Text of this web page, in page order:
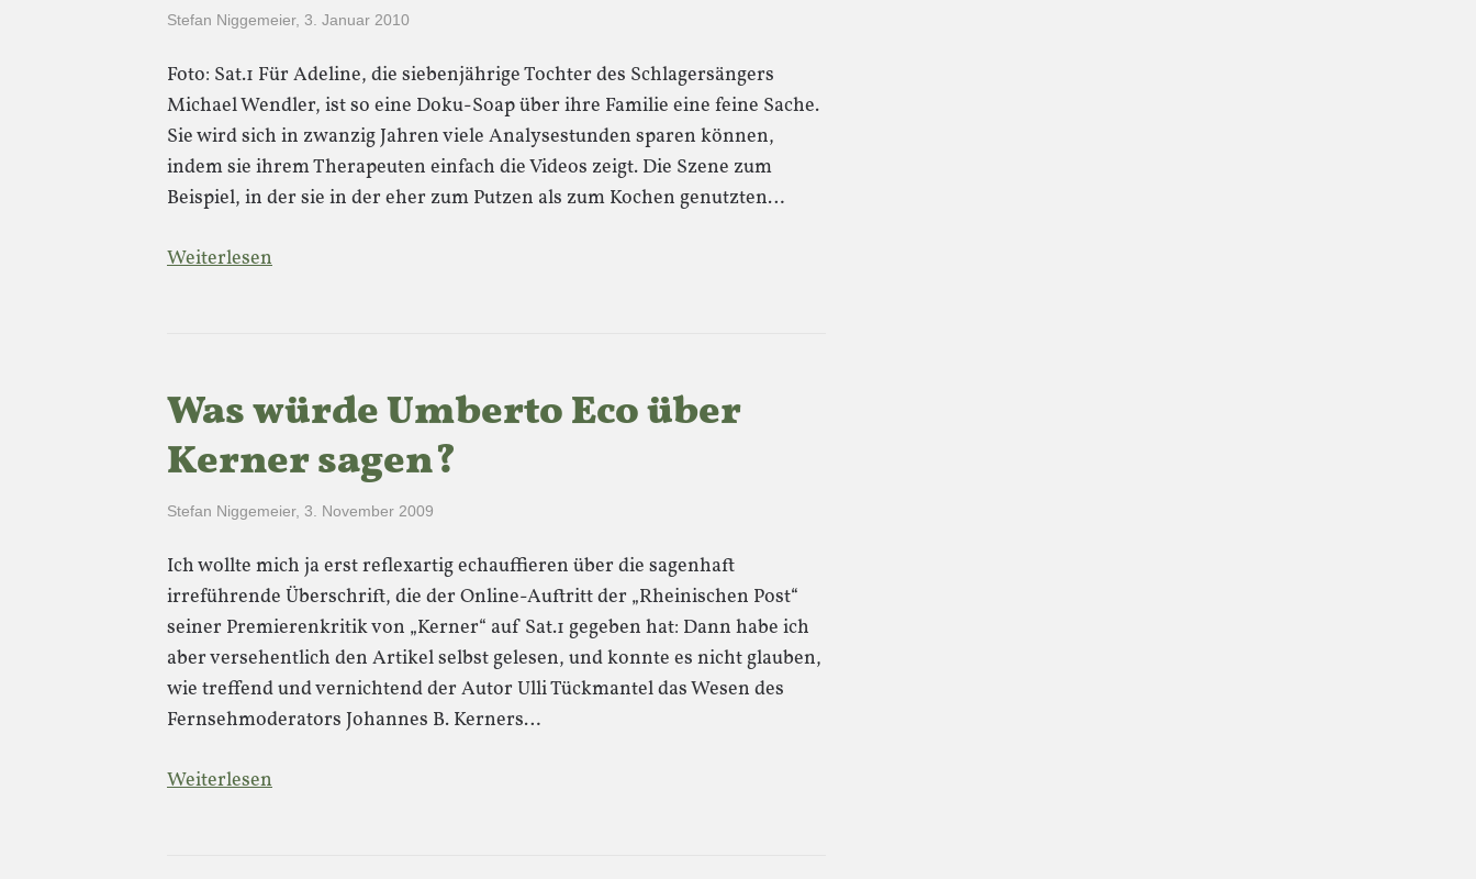
Stefan Niggemeier, 3. Januar 2010
Foto: Sat.1 Für Adeline, die siebenjährige Tochter des Schlagersängers
Michael Wendler, ist so eine Doku-Soap über ihre Familie eine feine Sache.
Sie wird sich in zwanzig Jahren viele Analysestunden sparen können,
indem sie ihrem Therapeuten einfach die Videos zeigt. Die Szene zum
Beispiel, in der sie in der eher zum Putzen als zum Kochen genutzten…
Weiterlesen
Was würde Umberto Eco über
Kerner sagen?
Stefan Niggemeier, 3. November 2009
Ich wollte mich ja erst reflexartig echauffieren über die sagenhaft
irreführende Überschrift, die der Online-Auftritt der „Rheinischen Post“
seiner Premierenkritik von „Kerner“ auf Sat.1 gegeben hat: Dann habe ich
aber versehentlich den Artikel selbst gelesen, und konnte es nicht glauben,
wie treffend und vernichtend der Autor Ulli Tückmantel das Wesen des
Fernsehmoderators Johannes B. Kerners…
Weiterlesen